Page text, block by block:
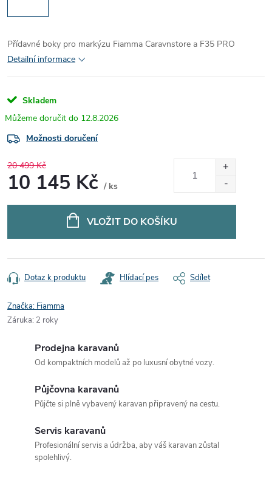
Přídavné boky pro markýzu Fiamma Caravnstore a F35 PRO
Detailní informace
Skladem
12.8.2026
Možnosti doručení
20 499 Kč
10 145 Kč / ks
VLOŽIT DO KOŠÍKU
Dotaz k produktu Hlídací pes Sdílet
Značka: Fiamma
Záruka: 2 roky
Prodejna karavanů
Od kompaktních modelů až po luxusní obytné vozy.
Půjčovna karavanů
Půjčte si plně vybavený karavan připravený na cestu.
Servis karavanů
Profesionální servis a údržba, aby váš karavan zůstal
spolehlivý.